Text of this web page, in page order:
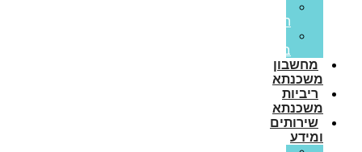
הצלחה
בפריים
מחשבון
משכנתא
ריביות
משכנתא
שירותים
ומידע